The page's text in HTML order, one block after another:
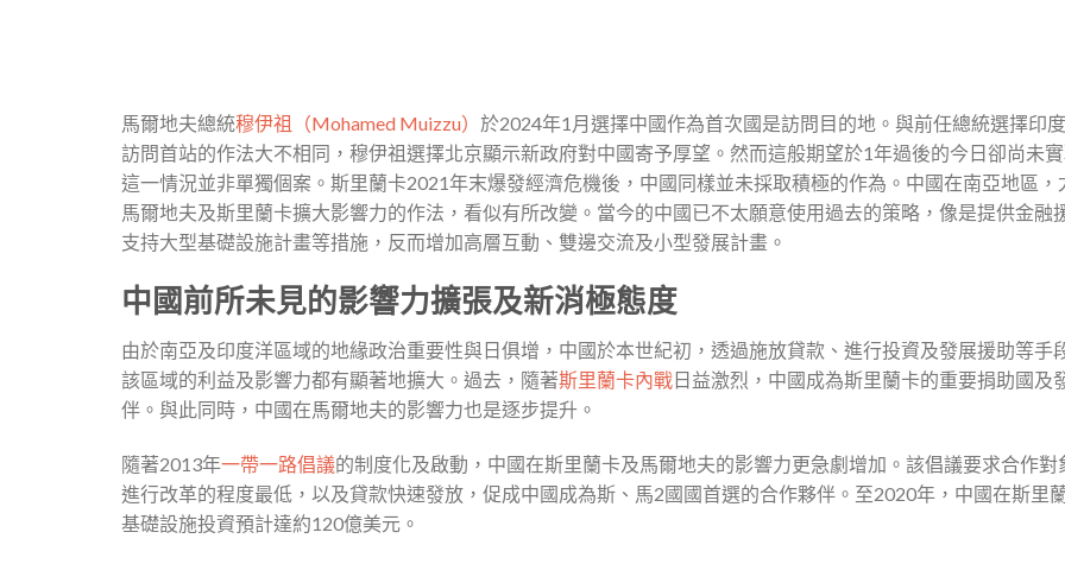
馬爾地夫總統穆伊祖（Mohamed Muizzu） 於2024年1月選擇中國作為首次國是訪問目的地。與前任總統選擇印
訪問首站的作法大不相同，穆伊祖選擇北京顯示新政府對中國寄予厚望。然而這般期望於1年過後的今日卻尚未
這一情況並非單獨個案。斯里蘭卡2021年末爆發經濟危機後，中國同樣並未採取積極的作為。中國在南亞地區，
馬爾地夫及斯里蘭卡擴大影響力的作法，看似有所改變。當今的中國已不太願意使用過去的策略，像是提供金融
支持大型基礎設施計畫等措施，反而增加高層互動、雙邊交流及小型發展計畫。
中國前所未見的影響力擴張及新消極態度
由於南亞及印度洋區域的地緣政治重要性與日俱增，中國於本世紀初，透過施放貸款、進行投資及發展援助等手
該區域的利益及影響力都有顯著地擴大。過去，隨著斯里蘭卡內戰 日益激烈，中國成為斯里蘭卡的重要捐助國及
伴。與此同時，中國在馬爾地夫的影響力也是逐步提升。
隨著2013年一帶一路倡議的制度化及啟動，中國在斯里蘭卡及馬爾地夫的影響力更急劇增加。該倡議要求合作對
進行改革的程度最低，以及貸款快速發放，促成中國成為斯、馬2國國首選的合作夥伴。至2020年，中國在斯里
基礎設施投資預計達約120億美元。